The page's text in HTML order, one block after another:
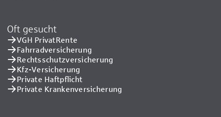
Oft gesucht
VGH PrivatRente
Fahrradversicherung
Rechtsschutzversicherung
Kfz-Versicherung
Private Haftpflicht
Private Kranken­versicherung